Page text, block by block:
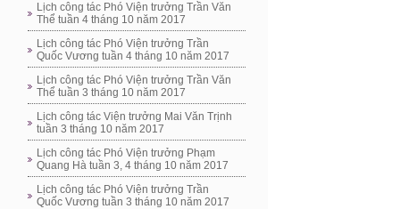
Lịch công tác Phó Viện trưởng Trần Văn
Thể tuần 4 tháng 10 năm 2017
Lịch công tác Phó Viện trưởng Trần
Quốc Vương tuần 4 tháng 10 năm 2017
Lịch công tác Phó Viện trưởng Trần Văn
Thể tuần 3 tháng 10 năm 2017
Lịch công tác Viện trưởng Mai Văn Trịnh
tuần 3 tháng 10 năm 2017
Lịch công tác Phó Viện trưởng Phạm
Quang Hà tuần 3, 4 tháng 10 năm 2017
Lịch công tác Phó Viện trưởng Trần
Quốc Vương tuần 3 tháng 10 năm 2017